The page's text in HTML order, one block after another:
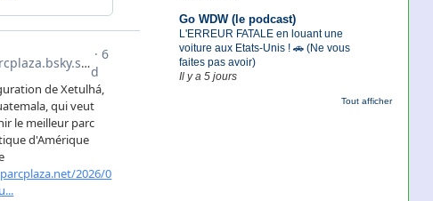
Go WDW (le podcast)
L'ERREUR FATALE en louant une
voiture aux Etats-Unis ! 🚗 (Ne vous
faites pas avoir)
Il y a 5 jours
Tout afficher